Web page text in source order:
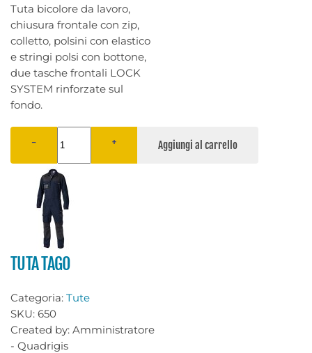
Tuta bicolore da lavoro,
chiusura frontale con zip,
colletto, polsini con elastico
e stringi polsi con bottone,
due tasche frontali LOCK
SYSTEM rinforzate sul
fondo.
− +
TUTA TAGO
Categoria: Tute
SKU: 650
Created by: Amministratore
- Quadrigis